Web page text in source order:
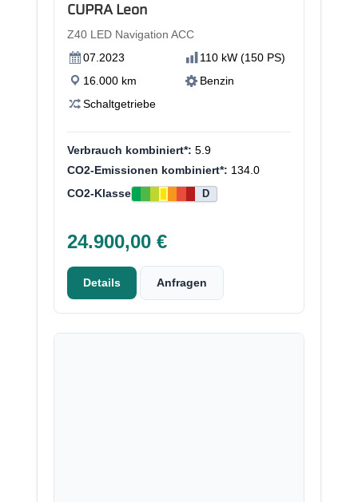
CUPRA Leon
Z40 LED Navigation ACC
07.2023
110 kW (150 PS)
16.000 km
Benzin
Schaltgetriebe
Verbrauch kombiniert*: 5.9
CO2-Emissionen kombiniert*: 134.0
CO2-Klasse
D
24.900,00 €
Details Anfragen